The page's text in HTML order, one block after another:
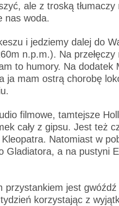
ale z troską
nas woda.
i jedziemy dalej do
n.p.m.). Na
to humory. Na dodatek
ja mam ostrą chorobę
filmowe, tamtejsze
cały z gipsu. Jest też
Kleopatra. Natomiast w
Gladiatora, a na pustyni
przystankiem jest
korzystając z